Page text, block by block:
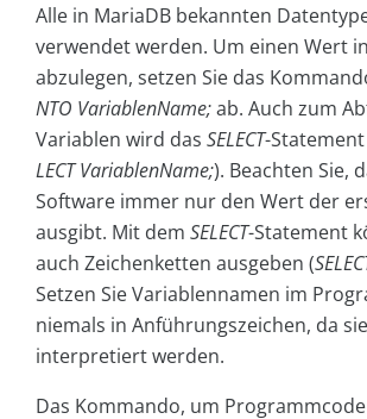
Alle in MariaDB bekannten
verwendet werden. Um einen Wert
abzulegen, setzen Sie das
NTO VariablenName;ab. Auch zum
Variablen wird das SELECT-
LECT VariablenName;). Beachten Sie,
Software immer nur den Wert der
ausgibt. Mit dem SELECT-Statement
auch Zeichenketten ausgeben (
Setzen Sie Variablennamen im
niemals in Anführungszeichen, da
interpretiert werden.
Das Kommando, um